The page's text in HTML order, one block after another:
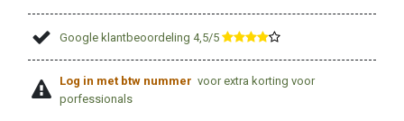
Google klantbeoordeling 4,5/5 ​
Log in met btw nummer voor extra korting voor
porfessionals